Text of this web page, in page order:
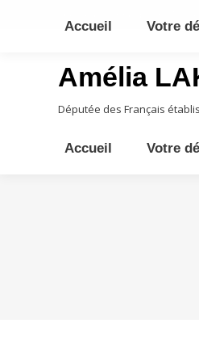
Amélia
Députée des Français
Accueil Votre
Accueil Votre